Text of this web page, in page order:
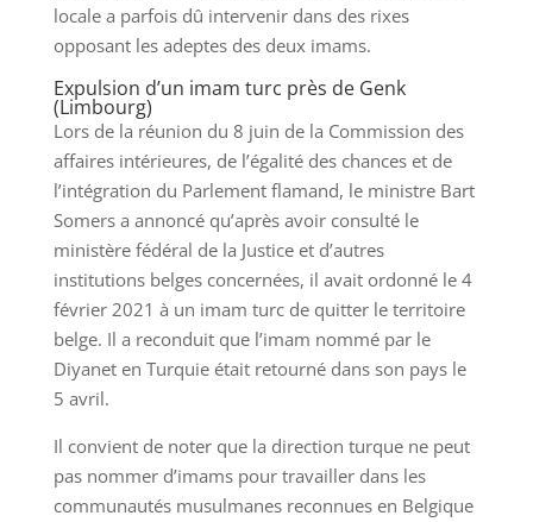
locale a parfois dû intervenir dans des rixes
opposant les adeptes des deux imams.
Expulsion d’un imam turc près de Genk
(Limbourg)
Lors de la réunion du 8 juin de la Commission des
affaires intérieures, de l’égalité des chances et de
l’intégration du Parlement flamand, le ministre Bart
Somers a annoncé qu’après avoir consulté le
ministère fédéral de la Justice et d’autres
institutions belges concernées, il avait ordonné le 4
février 2021 à un imam turc de quitter le territoire
belge. Il a reconduit que l’imam nommé par le
Diyanet en Turquie était retourné dans son pays le
5 avril.
Il convient de noter que la direction turque ne peut
pas nommer d’imams pour travailler dans les
communautés musulmanes reconnues en Belgique